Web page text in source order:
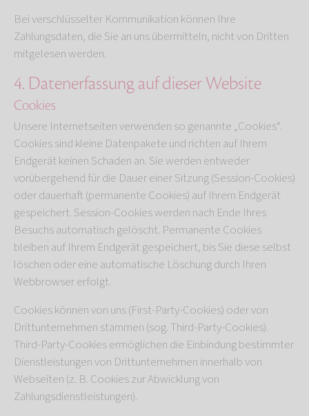
Bei verschlüsselter Kommunikation können Ihre
Zahlungsdaten, die Sie an uns übermitteln, nicht von Dritten
mitgelesen werden.
4. Datenerfassung auf dieser Website
Cookies
Unsere Internetseiten verwenden so genannte „Cookies“.
Cookies sind kleine Datenpakete und richten auf Ihrem
Endgerät keinen Schaden an. Sie werden entweder
vorübergehend für die Dauer einer Sitzung (Session-Cookies)
oder dauerhaft (permanente Cookies) auf Ihrem Endgerät
gespeichert. Session-Cookies werden nach Ende Ihres
Besuchs automatisch gelöscht. Permanente Cookies
bleiben auf Ihrem Endgerät gespeichert, bis Sie diese selbst
löschen oder eine automatische Löschung durch Ihren
Webbrowser erfolgt.
Cookies können von uns (First-Party-Cookies) oder von
Drittunternehmen stammen (sog. Third-Party-Cookies).
Third-Party-Cookies ermöglichen die Einbindung bestimmter
Dienstleistungen von Drittunternehmen innerhalb von
Webseiten (z. B. Cookies zur Abwicklung von
Zahlungsdienstleistungen).